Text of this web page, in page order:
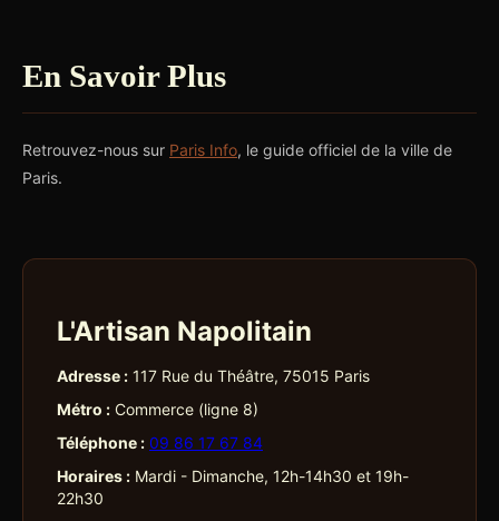
En Savoir Plus
Retrouvez-nous sur Paris Info, le guide officiel de la ville de
Paris.
L'Artisan Napolitain
Adresse : 117 Rue du Théâtre, 75015 Paris
Métro : Commerce (ligne 8)
Téléphone : 09 86 17 67 84
Horaires : Mardi - Dimanche, 12h-14h30 et 19h-
22h30